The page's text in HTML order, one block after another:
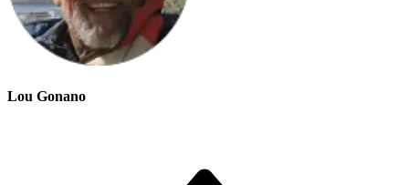
Lou Gonano